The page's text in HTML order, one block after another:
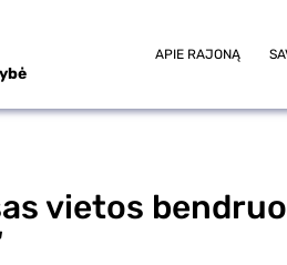
APIE RAJONĄ
vietos